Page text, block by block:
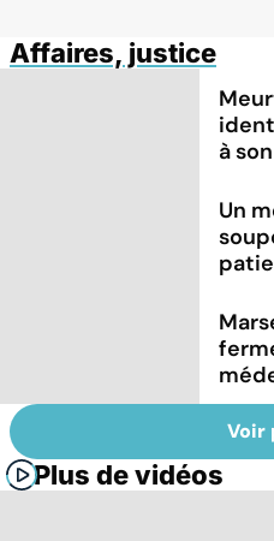
Affaires, justice
à
Un
Voir
Plus de vidéos